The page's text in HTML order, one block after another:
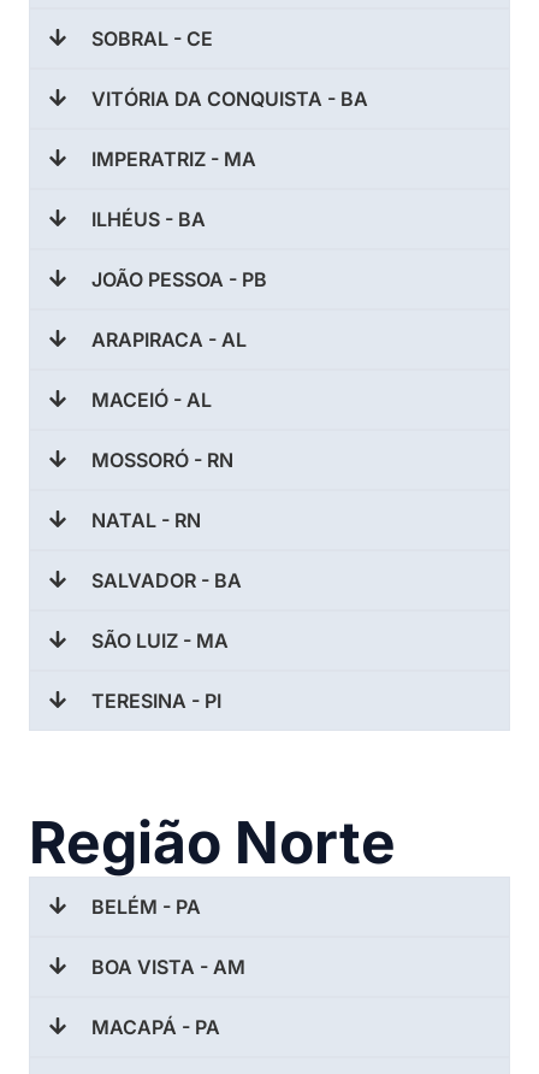
SOBRAL - CE
VITÓRIA DA CONQUISTA - BA
IMPERATRIZ - MA
ILHÉUS - BA
JOÃO PESSOA - PB
ARAPIRACA - AL
MACEIÓ - AL
MOSSORÓ - RN
NATAL - RN
SALVADOR - BA
SÃO LUIZ - MA
TERESINA - PI
Região Norte
BELÉM - PA
BOA VISTA - AM
MACAPÁ - PA